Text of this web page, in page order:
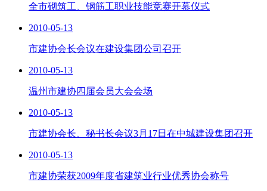
全市砌筑工、钢筋工职业技能竞赛开幕仪式
2010-05-13
市建协会长会议在建设集团公司召开
2010-05-13
温州市建协四届会员大会会场
2010-05-13
市建协会长、秘书长会议3月17日在中城建设集团召开
2010-05-13
市建协荣获2009年度省建筑业行业优秀协会称号